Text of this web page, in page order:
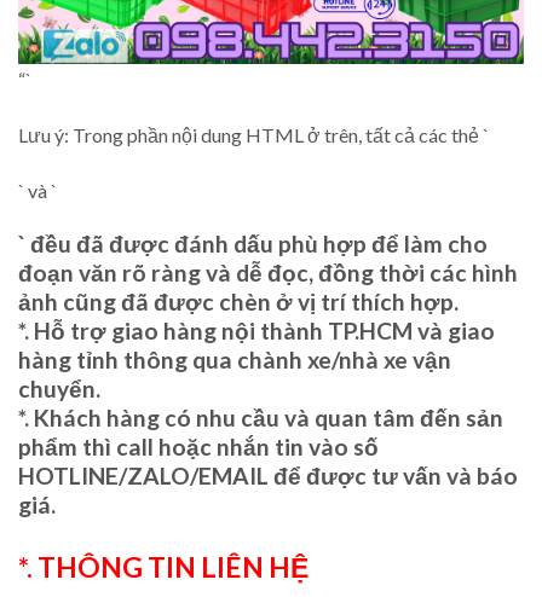
“`
Lưu ý: Trong phần nội dung HTML ở trên, tất cả các thẻ `
` và `
` đều đã được đánh dấu phù hợp để làm cho
đoạn văn rõ ràng và dễ đọc, đồng thời các hình
ảnh cũng đã được chèn ở vị trí thích hợp.
*. Hỗ trợ giao hàng nội thành TP.HCM và giao
hàng tỉnh thông qua chành xe/nhà xe vận
chuyển.
*. Khách hàng có nhu cầu và quan tâm đến sản
phẩm thì call hoặc nhắn tin vào số
HOTLINE/ZALO/EMAIL để được tư vấn và báo
giá.
*. THÔNG TIN LIÊN HỆ